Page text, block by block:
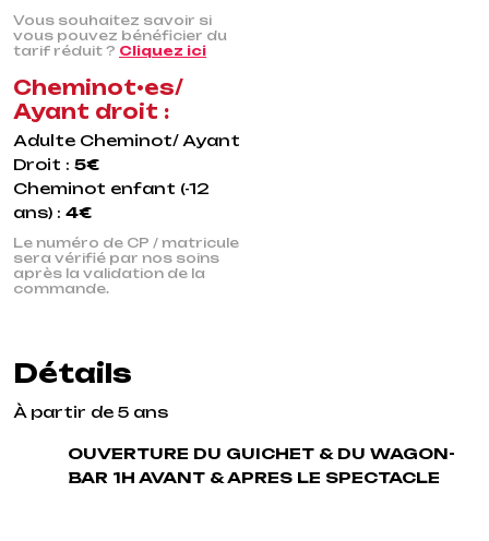
Vous souhaitez savoir si
vous pouvez bénéficier du
tarif réduit ? Cliquez ici
Cheminot•es/
Ayant droit :
Adulte Cheminot/ Ayant
Droit : 5€
Cheminot enfant (-12
ans) : 4€
Le numéro de CP / matricule
sera vérifié par nos soins
après la validation de la
commande.
Détails
À partir de 5 ans
OUVERTURE DU GUICHET & DU WAGON-
BAR 1H AVANT & APRES LE SPECTACLE